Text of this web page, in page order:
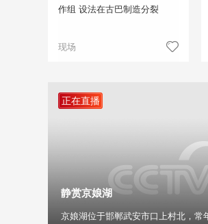
作组 设法在古巴制造分裂
现场
正在直播
静赏京娘湖
京娘湖位于邯郸武安市口上村北，常